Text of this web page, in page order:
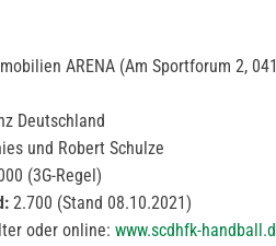
ARENA (Am Sportforum 2,
Deutschland
und Robert Schulze
(3G-Regel)
2.700 (Stand 08.10.2021)
oder online: www.scdhfk-